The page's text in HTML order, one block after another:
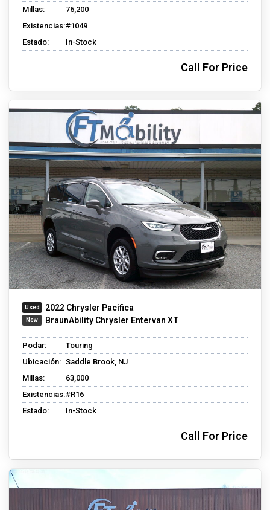
Millas:
76,200
Existencias:#1049
Estado:
In-Stock
Call For Price
2022 Chrysler Pacifica
BraunAbility Chrysler Entervan XT
Podar:
Touring
Ubicación: Saddle Brook, NJ
Millas:
63,000
Existencias:#R16
Estado:
In-Stock
Call For Price